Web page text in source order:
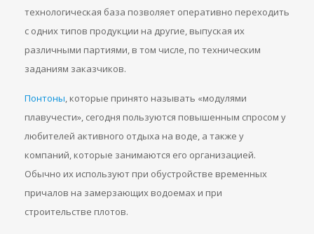
технологическая база позволяет оперативно переходить
с одних типов продукции на другие, выпуская их
различными партиями, в том числе, по техническим
заданиям заказчиков.
Понтоны, которые принято называть «модулями
плавучести», сегодня пользуются повышенным спросом у
любителей активного отдыха на воде, а также у
компаний, которые занимаются его организацией.
Обычно их используют при обустройстве временных
причалов на замерзающих водоемах и при
строительстве плотов.